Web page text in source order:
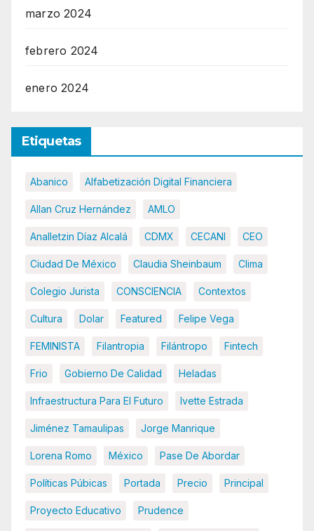
marzo 2024
febrero 2024
enero 2024
Etiquetas
Abanico Alfabetización Digital Financiera
Allan Cruz Hernández AMLO
Analletzin Díaz Alcalá CDMX CECANI CEO
Ciudad De México Claudia Sheinbaum Clima
Colegio Jurista CONSCIENCIA Contextos
Cultura Dolar Featured Felipe Vega
FEMINISTA Filantropia Filántropo Fintech
Frio Gobierno De Calidad Heladas
Infraestructura Para El Futuro Ivette Estrada
Jiménez Tamaulipas Jorge Manrique
Lorena Romo México Pase De Abordar
Políticas Púbicas Portada Precio Principal
Proyecto Educativo Prudence